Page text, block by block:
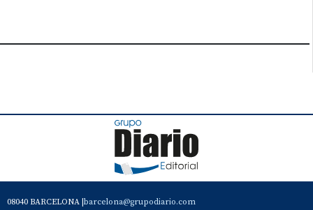
08040 BARCELONA | barcelona@grupodiario.com